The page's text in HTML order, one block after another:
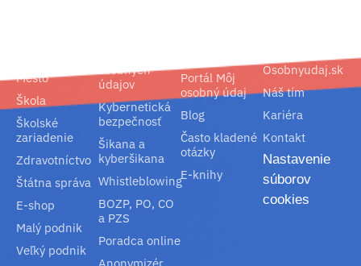
Mesto
Škola
Školské
zariadenie
Zdravotníctvo
Štátna správa
E-shop
Malý podnik
Veľký podnik
osobných
údajov
Kybernetická
bezpečnosť
Šikana a
kyberšikana
Whistleblowing
BOZP, PO, CO
a PZS
Poradca online
Portál Môj
osobný údaj
Blog
Často kladené
otázky
E-knihy
Osobnyudaj.sk
Náš tím
Kariéra
Kontakt
Nastavenie
súborov
cookies